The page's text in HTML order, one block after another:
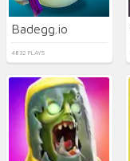
Badegg.io
4832 PLAYS